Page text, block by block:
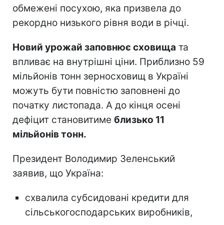
обмежені посухою, яка призвела до
рекордно низького рівня води в річці.
Новий урожай заповнює сховища та
впливає на внутрішні ціни. Приблизно 59
мільйонів тонн зерносховищ в Україні
можуть бути повністю заповнені до
початку листопада. А до кінця осені
дефіцит становитиме близько 11
мільйонів тонн.
Президент Володимир Зеленський
заявив, що Україна:
схвалила субсидовані кредити для
сільськогосподарських виробників,